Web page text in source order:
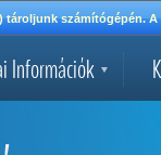
számítógépén.
Információk